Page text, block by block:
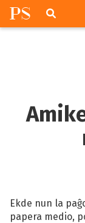
Pretersalti
PS
Ekde nun la
papera medio,